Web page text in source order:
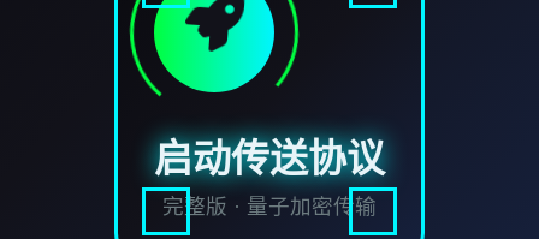
启动传送协议
完整版 · 量子加密传输